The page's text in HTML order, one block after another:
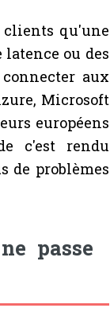
qu'une
ou des
aux
Microsoft
européens
c'est rendu
de problèmes
passe